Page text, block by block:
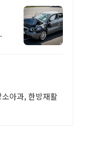
아과, 한방재활